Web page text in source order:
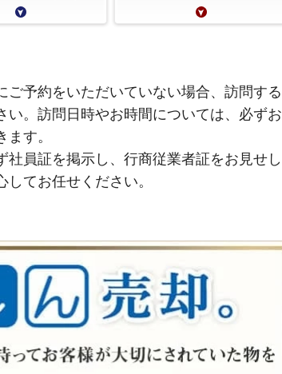
予約をいただいていない場合、訪問する
い。訪問日時やお時間については、必ずお
す。
社員証を掲示し、行商従業者証をお見せし
てお任せください。